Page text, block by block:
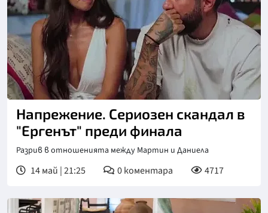
Снимка: bTV
Напрежение. Сериозен скандал в
"Ергенът" преди финала
Разрив в отношенията между Мартин и Даниела
14 май | 21:25 0коментара 4717